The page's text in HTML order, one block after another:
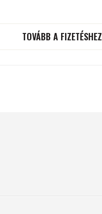
TOVÁBB A FIZETÉSHEZ